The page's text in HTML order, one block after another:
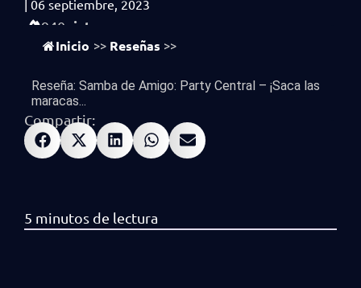
| 06 septiembre, 2023
940 vistas
Inicio >> Reseñas >>
Reseña: Samba de Amigo: Party Central – ¡Saca las
maracas...
Compartir: